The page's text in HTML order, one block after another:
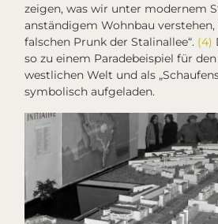
zeigen, was wir unter modernem
anständigem Wohnbau
falschen Prunk der Stalinallee“. (4)
so zu einem Paradebeispiel für
westlichen Welt und als
symbolisch aufgeladen.